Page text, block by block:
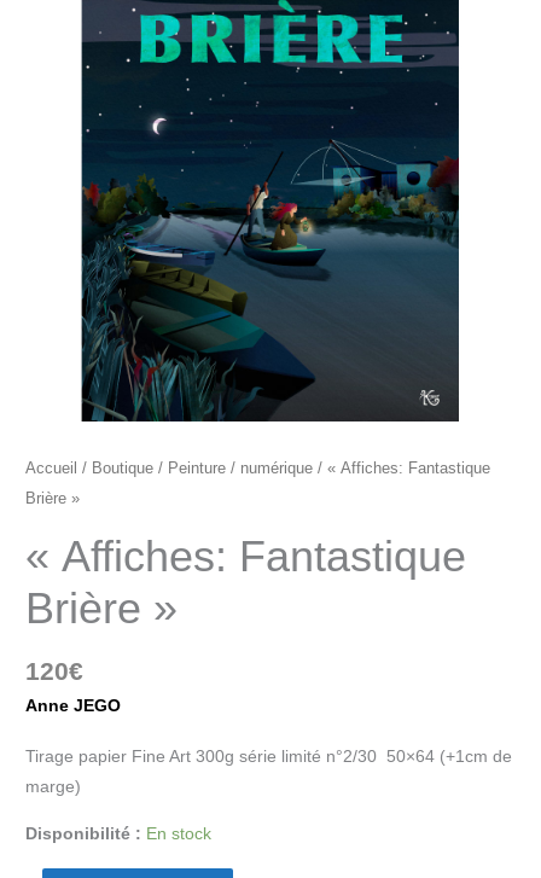
Accueil / Boutique / Peinture / numérique / « Affiches: Fantastique
Brière »
« Affiches: Fantastique
Brière »
120€
Anne JEGO
Tirage papier Fine Art 300g série limité n°2/30 50×64 (+1cm de
marge)
Disponibilité : En stock
Fantastique